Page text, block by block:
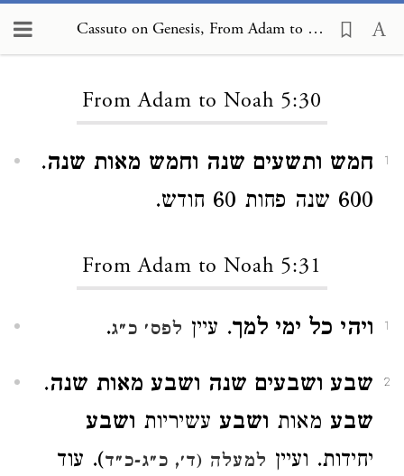
Cassuto on Genesis, From Adam to Noah 5:30
From Adam to Noah 5:30
1 חמש ותשעים שנה וחמש מאות שנה.
600 שנה פחות 60 חודש.
From Adam to Noah 5:31
1 ויהי כל ימי למך. עיין לפס׳ כ״ג.
2 שבע ושבעים שנה ושבע מאות שנה.
שבע מאות ושבע עשיריות ושבע
יחידות. ועיין למעלה (ד׳, כ״ג-כ״ד). עוד